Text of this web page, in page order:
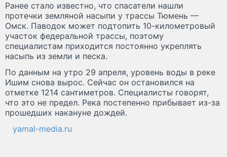
Ранее стало известно, что спасатели нашли
протечки земляной насыпи у трассы Тюмень —
Омск. Паводок может подтопить 10-километровый
участок федеральной трассы, поэтому
специалистам приходится постоянно укреплять
насыпь из земли и песка.
По данным на утро 29 апреля, уровень воды в реке
Ишим снова вырос. Сейчас он остановился на
отметке 1214 сантиметров. Специалисты говорят,
что это не предел. Река постепенно прибывает из-за
прошедших накануне дождей.
yamal-media.ru